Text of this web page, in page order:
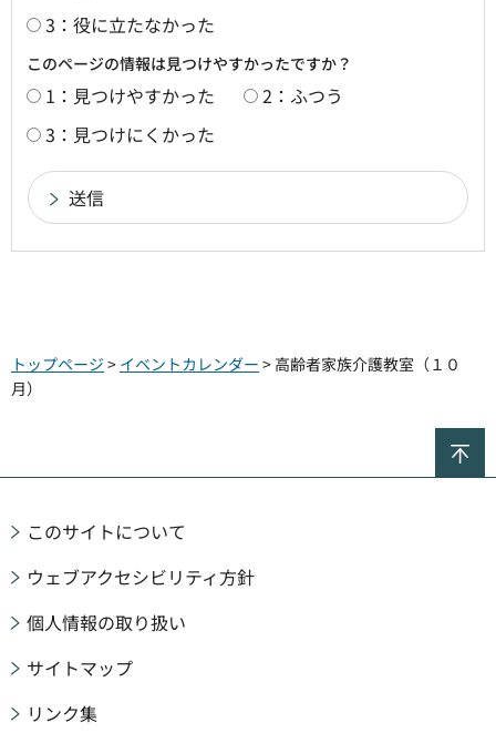
3：役に立たなかった
このページの情報は見つけやすかったですか？
1：見つけやすかった
2：ふつう
3：見つけにくかった
トップページ > イベントカレンダー > 高齢者家族介護教室（１０
月）
このサイトについて
ウェブアクセシビリティ方針
個人情報の取り扱い
サイトマップ
リンク集